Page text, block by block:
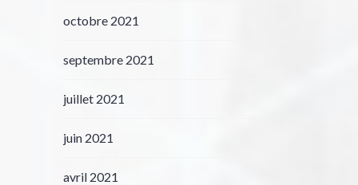
octobre 2021
septembre 2021
juillet 2021
juin 2021
avril 2021